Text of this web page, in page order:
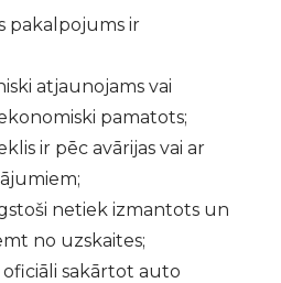
pakalpojums ir
atjaunojams vai
pamatots;
ir pēc avārijas vai ar
netiek izmantots un
no uzskaites;
oficiāli sakārtot auto